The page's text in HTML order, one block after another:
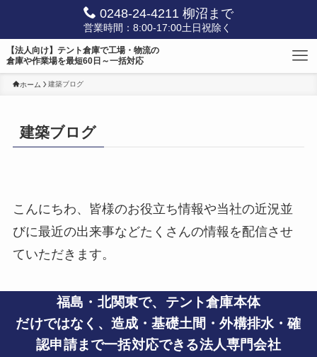
0248-24-4211 柳沼まで
営業時間：8:00-17:00土日祝除く
【法人向け】テント倉庫で工場・物流の
倉庫や作業場を最短60日～一括対応
ホーム 建築ブログ
建築ブログ
こんにちわ、皆様のお役立ち情報や当社の近況並
びに最近の出来事などたくさんの情報を配信させ
ていただきます。
福島・北関東で、 テント倉庫本体
だけではなく、 造成・基礎土間・外構排水・確
認申請まで一括対応できる法人専門会社